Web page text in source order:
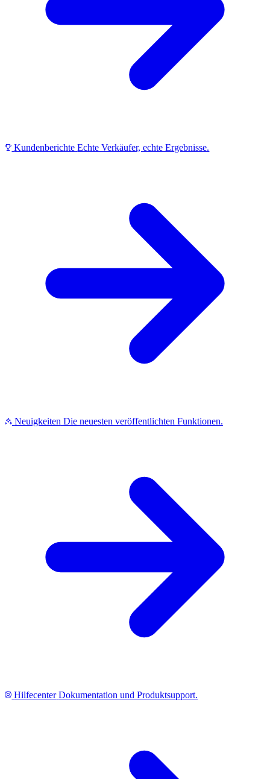
Kundenberichte Echte Verkäufer, echte Ergebnisse.
Neuigkeiten Die neuesten veröffentlichten Funktionen.
Hilfecenter Dokumentation und Produktsupport.